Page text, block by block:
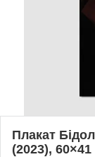
Плакат
(2023),